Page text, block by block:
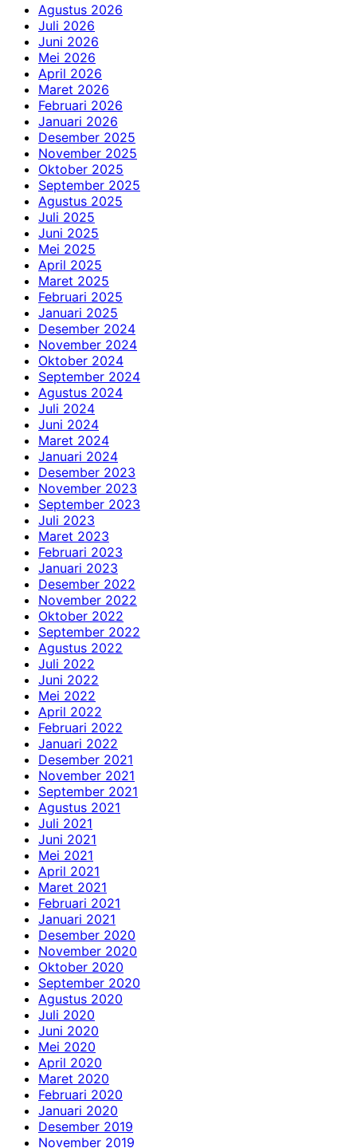
Agustus 2026
Juli 2026
Juni 2026
Mei 2026
April 2026
Maret 2026
Februari 2026
Januari 2026
Desember 2025
November 2025
Oktober 2025
September 2025
Agustus 2025
Juli 2025
Juni 2025
Mei 2025
April 2025
Maret 2025
Februari 2025
Januari 2025
Desember 2024
November 2024
Oktober 2024
September 2024
Agustus 2024
Juli 2024
Juni 2024
Maret 2024
Januari 2024
Desember 2023
November 2023
September 2023
Juli 2023
Maret 2023
Februari 2023
Januari 2023
Desember 2022
November 2022
Oktober 2022
September 2022
Agustus 2022
Juli 2022
Juni 2022
Mei 2022
April 2022
Februari 2022
Januari 2022
Desember 2021
November 2021
September 2021
Agustus 2021
Juli 2021
Juni 2021
Mei 2021
April 2021
Maret 2021
Februari 2021
Januari 2021
Desember 2020
November 2020
Oktober 2020
September 2020
Agustus 2020
Juli 2020
Juni 2020
Mei 2020
April 2020
Maret 2020
Februari 2020
Januari 2020
Desember 2019
November 2019